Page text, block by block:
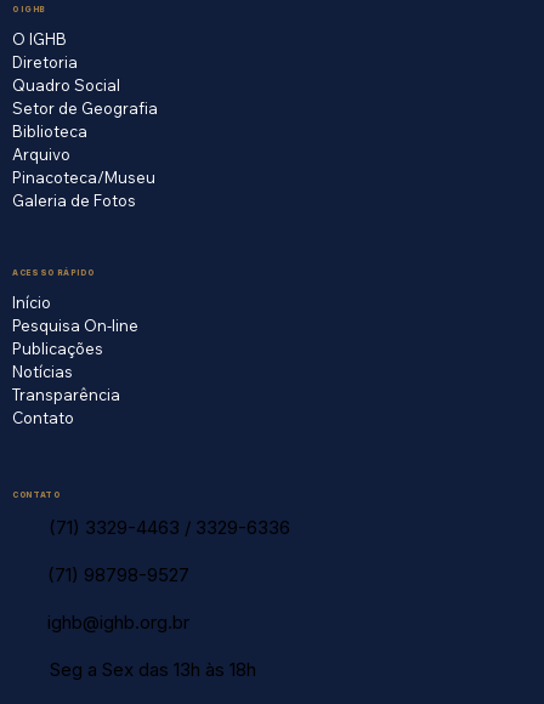
O IGHB
O IGHB
Diretoria
Quadro Social
Setor de Geografia
Biblioteca
Arquivo
Pinacoteca/Museu
Galeria de Fotos
ACESSO RÁPIDO
Início
Pesquisa On-line
Publicações
Notícias
Transparência
Contato
CONTATO
(71) 3329-4463 / 3329-6336
(71) 98798-9527
ighb@ighb.org.br
Seg a Sex das 13h às 18h